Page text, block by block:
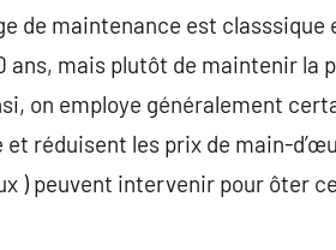
de maintenance est classsique
ans, mais plutôt de maintenir la
on employe généralement
et réduisent les prix de main-
) peuvent intervenir pour ôter